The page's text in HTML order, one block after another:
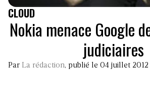
CLOUD
Nokia menace Google
judiciaires
Par La rédaction, publié le 04 juillet 2012